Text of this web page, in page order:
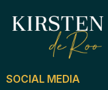
SOCIAL MEDIA